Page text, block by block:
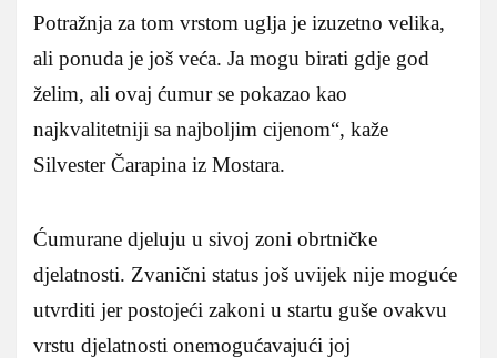
Potražnja za tom vrstom uglja je izuzetno velika,
ali ponuda je još veća. Ja mogu birati gdje god
želim, ali ovaj ćumur se pokazao kao
najkvalitetniji sa najboljim cijenom“, kaže
Silvester Čarapina iz Mostara.
Ćumurane djeluju u sivoj zoni obrtničke
djelatnosti. Zvanični status još uvijek nije moguće
utvrditi jer postojeći zakoni u startu guše ovakvu
vrstu djelatnosti onemogućavajući joj